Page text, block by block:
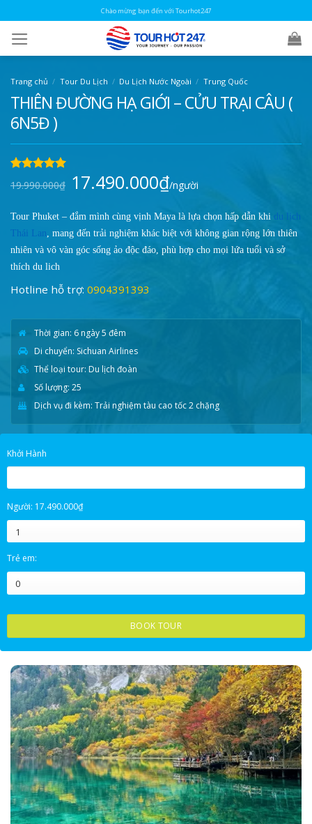
to
content
Chào mừng bạn đến với Tourhot247
Trang chủ / Tour Du Lịch / Du Lịch Nước Ngoài / Trung Quốc
THIÊN ĐƯỜNG HẠ GIỚI – CỬU TRẠI CÂU (
6N5Đ )
dựa trên
19.990.000₫
Giá
gốc
17.490.000₫Giá
hiện
17.490.000₫.
/người
Tour Phuket – đắm mình cùng vịnh Maya là lựa chọn hấp dẫn khi du lịch
Thái Lan, mang đến trải nghiệm khác biệt với không gian rộng lớn thiên
nhiên và vô vàn góc sống ảo độc đáo, phù hợp cho mọi lứa tuổi và sở
thích du lịch
Hotline hỗ trợ: 0904391393
Thời gian: 6 ngày 5 đêm
Di chuyển: Sichuan Airlines
Thể loại tour: Du lịch đoàn
Số lượng: 25
Dịch vụ đi kèm: Trải nghiệm tàu cao tốc 2 chặng
Khởi Hành
T.HAI T.BA T.TƯ T.NĂM T.SÁU T.BẢY C.NHẬT
27
3
20
24 25 26 27 28 29 30
31 1 2 3 4 5 6
Người: Giá
gốc
19.990.000₫.
17.490.000₫Giá
hiện
là:
Trẻ em:
BOOK TOUR